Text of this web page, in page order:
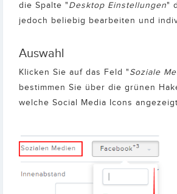
die Spalte "Desktop Einstellungen"
jedoch beliebig bearbeiten und
Auswahl
Klicken Sie auf das Feld "Soziale
bestimmen Sie über die grünen
welche Social Media Icons